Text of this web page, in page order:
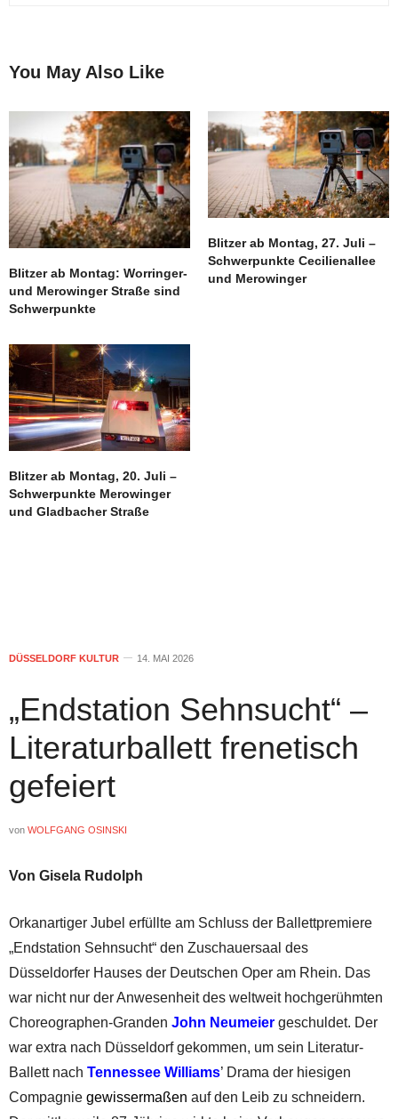
You May Also Like
Blitzer ab Montag: Worringer-
und Merowinger Straße sind
Schwerpunkte
Blitzer ab Montag, 27. Juli –
Schwerpunkte Cecilienallee
und Merowinger
Blitzer ab Montag, 20. Juli –
Schwerpunkte Merowinger
und Gladbacher Straße
DÜSSELDORF KULTUR 14. MAI 2026
„Endstation Sehnsucht“ –
Literaturballett frenetisch
gefeiert
von WOLFGANG OSINSKI
Von Gisela Rudolph
Orkanartiger Jubel erfüllte am Schluss der Ballettpremiere
„Endstation Sehnsucht“ den Zuschauersaal des
Düsseldorfer Hauses der Deutschen Oper am Rhein. Das
war nicht nur der Anwesenheit des weltweit hochgerühmten
Choreographen-Granden John Neumeier geschuldet. Der
war extra nach Düsseldorf gekommen, um sein Literatur-
Ballett nach Tennessee Williams’ Drama der hiesigen
Compagnie gewissermaßen auf den Leib zu schneidern.